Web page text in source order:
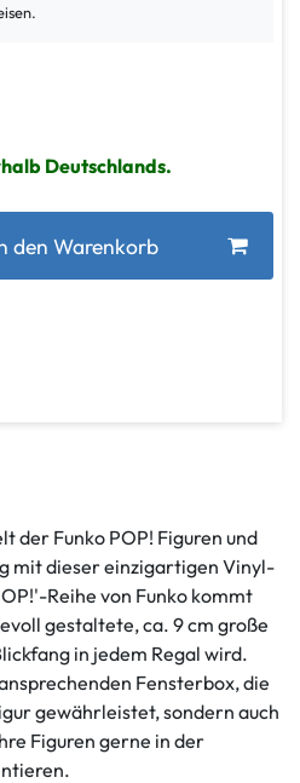
Deutschlands.
den Warenkorb
der Funko POP! Figuren und
mit dieser einzigartigen Vinyl-
Reihe von Funko kommt
gestaltete, ca. 9 cm große
in jedem Regal wird.
Fensterbox, die
gewährleistet, sondern auch
Figuren gerne in der